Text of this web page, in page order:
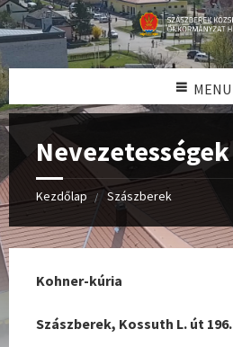
MENU
Nevezetességek
Kezdőlap Szászberek
Kohner-kúria
Szászberek, Kossuth L. út 196.